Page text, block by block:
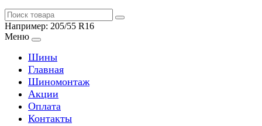
Например: 205/55 R16
Меню
Шины
Главная
Шиномонтаж
Акции
Оплата
Контакты